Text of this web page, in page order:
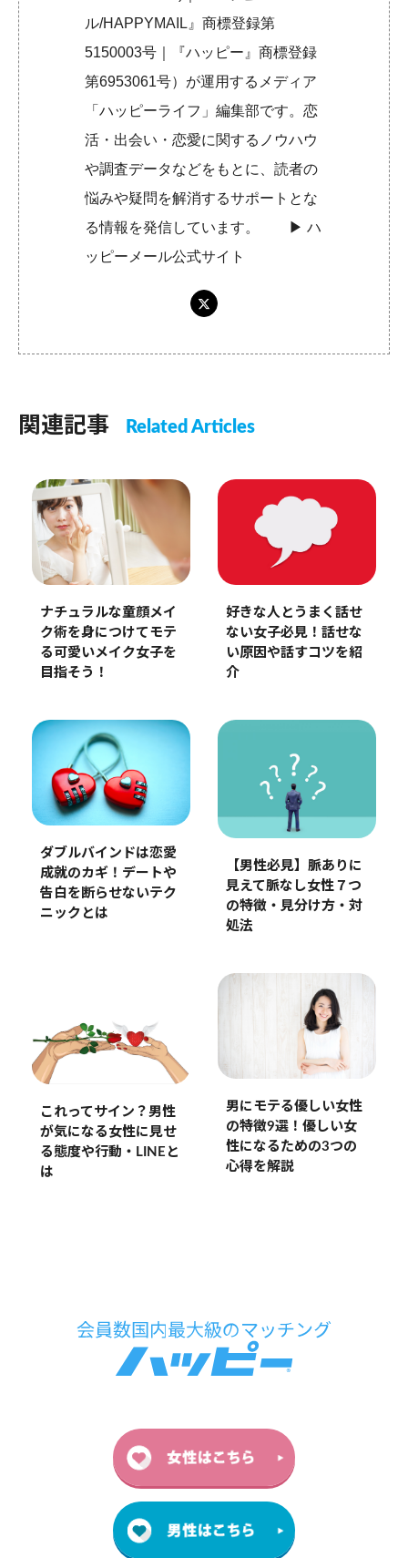
ル/HAPPYMAIL』商標登録第
5150003号｜『ハッピー』商標登録
第6953061号）が運用するメディア
「ハッピーライフ」編集部です。恋
活・出会い・恋愛に関するノウハウ
や調査データなどをもとに、読者の
悩みや疑問を解消するサポートとな
る情報を発信しています。 ▶︎ハ
ッピーメール公式サイト
関連記事 Related Articles
ナチュラルな童顔メイ
ク術を身につけてモテ
る可愛いメイク女子を
目指そう！
好きな人とうまく話せ
ない女子必見！話せな
い原因や話すコツを紹
介
ダブルバインドは恋愛
成就のカギ！デートや
告白を断らせないテク
ニックとは
【男性必見】脈ありに
見えて脈なし女性７つ
の特徴・見分け方・対
処法
これってサイン？男性
が気になる女性に見せ
る態度や行動・LINEと
は
男にモテる優しい女性
の特徴9選！優しい女
性になるための3つの
心得を解説